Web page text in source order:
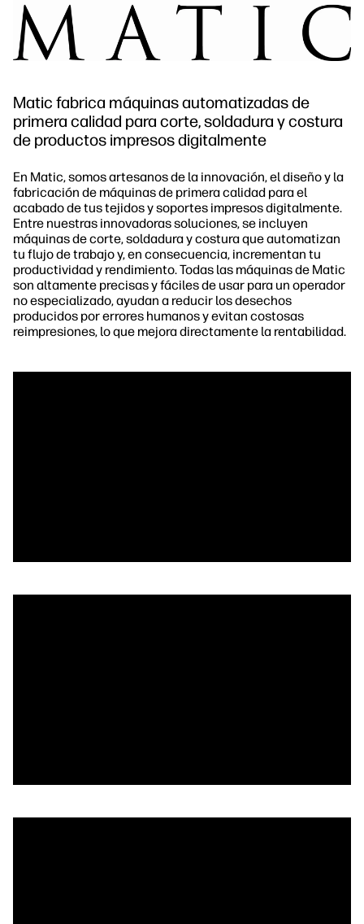
Matic fabrica máquinas automatizadas de
primera calidad para corte, soldadura y costura
de productos impresos digitalmente
En Matic, somos artesanos de la innovación, el diseño y la
fabricación de máquinas de primera calidad para el
acabado de tus tejidos y soportes impresos digitalmente.
Entre nuestras innovadoras soluciones, se incluyen
máquinas de corte, soldadura y costura que automatizan
tu flujo de trabajo y, en consecuencia, incrementan tu
productividad y rendimiento. Todas las máquinas de Matic
son altamente precisas y fáciles de usar para un operador
no especializado, ayudan a reducir los desechos
producidos por errores humanos y evitan costosas
reimpresiones, lo que mejora directamente la rentabilidad.